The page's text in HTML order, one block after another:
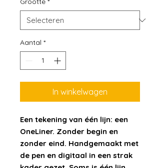
Aantal *
In winkelwagen
Een tekening van één lijn: een
OneLiner. Zonder begin en
zonder eind. Handgemaakt met
de pen en digitaal in een strak